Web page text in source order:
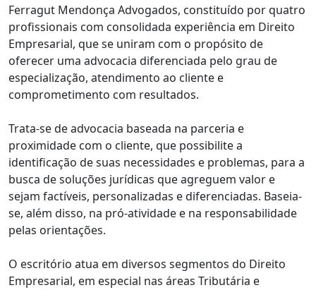
Ferragut Mendonça Advogados, constituído por quatro
profissionais com consolidada experiência em Direito
Empresarial, que se uniram com o propósito de
oferecer uma advocacia diferenciada pelo grau de
especialização, atendimento ao cliente e
comprometimento com resultados.
Trata-se de advocacia baseada na parceria e
proximidade com o cliente, que possibilite a
identificação de suas necessidades e problemas, para a
busca de soluções jurídicas que agreguem valor e
sejam factíveis, personalizadas e diferenciadas. Baseia-
se, além disso, na pró-atividade e na responsabilidade
pelas orientações.
O escritório atua em diversos segmentos do Direito
Empresarial, em especial nas áreas Tributária e